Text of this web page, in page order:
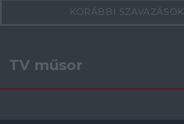
KORÁBBI SZAVAZÁSOK
TV műsor